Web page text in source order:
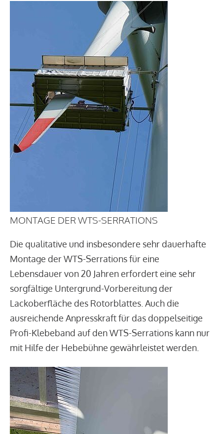
MONTAGE DER WTS-SERRATIONS
Die qualitative und insbesondere sehr dauerhafte
Montage der WTS-Serrations für eine
Lebensdauer von 20 Jahren erfordert eine sehr
sorgfältige Untergrund-Vorbereitung der
Lackoberfläche des Rotorblattes. Auch die
ausreichende Anpresskraft für das doppelseitige
Profi-Klebeband auf den WTS-Serrations kann nur
mit Hilfe der Hebebühne gewährleistet werden.